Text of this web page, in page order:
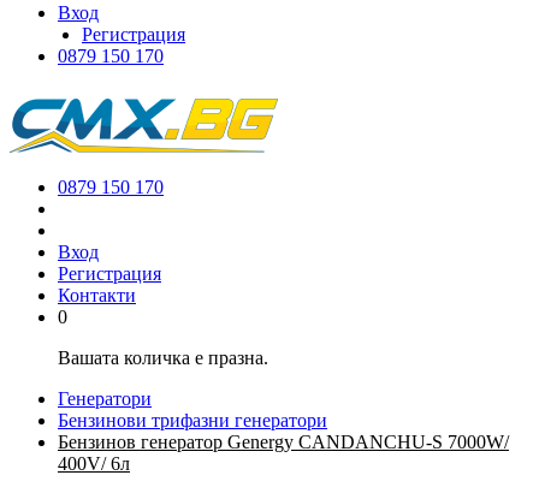
Вход
Регистрация
0879 150 170
0879 150 170
Вход
Регистрация
Контакти
0
Вашата количка е празна.
Генератори
Бензинови трифазни генератори
Бензинов генератор Genergy CANDANCHU-S 7000W/
400V/ 6л